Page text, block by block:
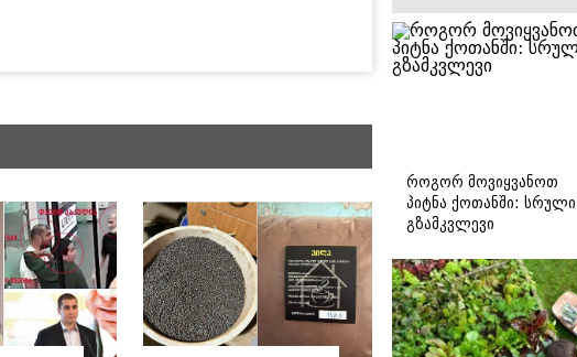
როგორ მოვიყვანოთ
პიტნა ქოთანში: სრული
გზამკვლევი